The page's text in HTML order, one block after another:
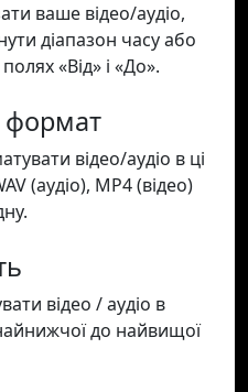
ваше відео/аудіо,
діапазон часу або
«Від» і «До».
формат
відео/аудіо в ці
(аудіо), MP4 (відео)
відео / аудіо в
до найвищої